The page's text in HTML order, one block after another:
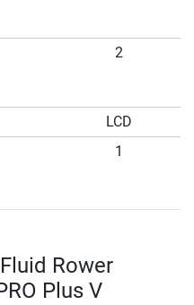
2
LCD
1
Rower
Plus V